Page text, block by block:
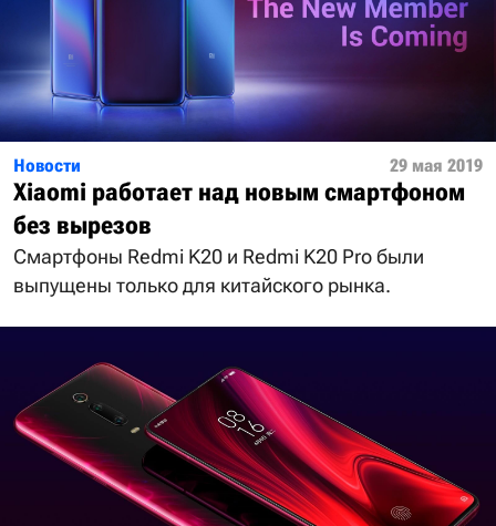
Новости 29 мая 2019
Xiaomi работает над новым смартфоном
без вырезов
Смартфоны Redmi K20 и Redmi K20 Pro были
выпущены только для китайского рынка.